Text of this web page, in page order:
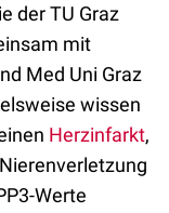
der TU Graz
mit
Med Uni Graz
wissen
Herzinfarkt,
Werte